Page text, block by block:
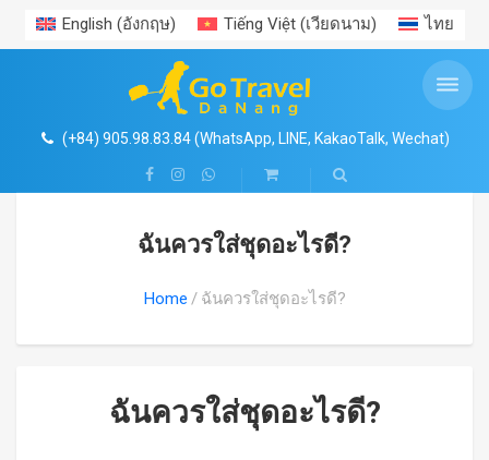
English (อังกฤษ) Tiếng Việt(เวียดนาม) ไทย
(+84) 905.98.83.84 (WhatsApp, LINE, KakaoTalk, Wechat)
ฉันควรใส่ชุดอะไรดี?
Home ฉันควรใส่ชุดอะไรดี?
ฉันควรใส่ชุดอะไรดี?
o ทัวร์ฮานอย & ฮาลองเบย์ (Hanoi & Ha Long Bay Tours)
o ทัวร์โฮจิมินห์ & แม่น้ำโขง (Ho Chi Minh & Mekong Delta Tours)
o ทัวร์ดานัง & ฮอยอัน (Da Nang & Hoi An Tours)
o ทัวร์เมืองโบราณเว้ (Hue Heritage Tours)
บริการรถรับส่งสนามบิน (Airport Transfers)
รถรับส่งสนามบินฮานอย (Hanoi Airport Transfer)
o รถรับส่งสนามบินฟูก๊วก (Phu Quoc Airport Transfer)
o รถรับส่งสนามบินญาตราง (Nha Trang Airport Transfer)
ทัวร์รายวัน Daily tours
MEKONG DELTA
สวนบ่อน้ำพุร้อน Nui Than Tai
สวนสนุก VIN WONDERS ฮอยอาน
สวนน้ำ MIKAZUKI
ข้อมูลการท่องเที่ยว
ข่าวสาร
ประสบการณ์ท่องเที่ยว
ร้านค้า
ตั๋วเข้าชมสถานที่ 4
ตั๋วเข้าชมสถานที่
ฮานอย และ เขตใกล้เคียง
โฮจิมินห์ และะเขตใกล้เคียง
o เช่ารถที่ฮานอย (Car Rental in Hanoi)
o เช่ารถที่โฮจิมินห์ (Car Rental in Ho Chi Minh)
o เช่ารถที่ดานัง (Car Rental in Da Nang)
o เช่ารถที่เว้ (Car Rental in Hue)
o เช่ารถที่ฟูก๊วก (Car Rental in Phu Quoc)
Search